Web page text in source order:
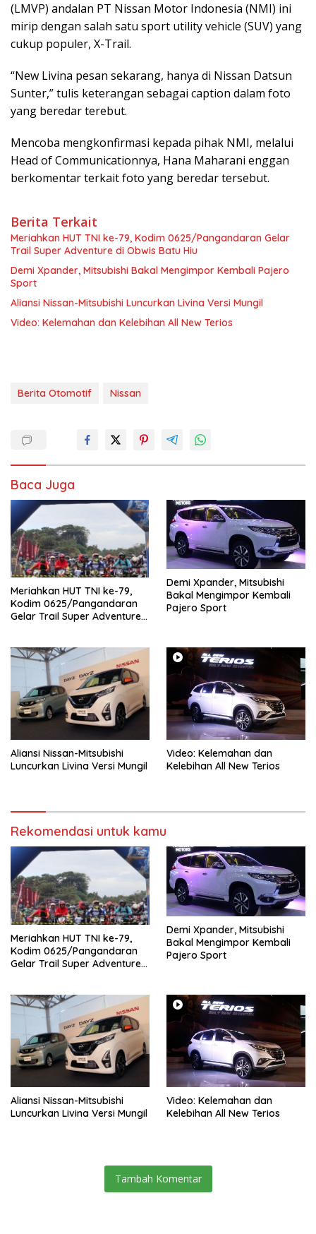
(LMVP) andalan PT Nissan Motor Indonesia (NMI) ini
mirip dengan salah satu sport utility vehicle (SUV) yang
cukup populer, X-Trail.
“New Livina pesan sekarang, hanya di Nissan Datsun
Sunter,” tulis keterangan sebagai caption dalam foto
yang beredar terebut.
Mencoba mengkonfirmasi kepada pihak NMI, melalui
Head of Communicationnya, Hana Maharani enggan
berkomentar terkait foto yang beredar tersebut.
Berita Terkait
Meriahkan HUT TNI ke-79, Kodim 0625/Pangandaran Gelar
Trail Super Adventure di Obwis Batu Hiu
Demi Xpander, Mitsubishi Bakal Mengimpor Kembali Pajero
Sport
Aliansi Nissan-Mitsubishi Luncurkan Livina Versi Mungil
Video: Kelemahan dan Kelebihan All New Terios
Berita Otomotif Nissan
Baca Juga
Meriahkan HUT TNI ke-79,
Kodim 0625/Pangandaran
Gelar Trail Super Adventure
Demi Xpander, Mitsubishi
Bakal Mengimpor Kembali
Pajero Sport
Aliansi Nissan-Mitsubishi
Luncurkan Livina Versi Mungil
Video: Kelemahan dan
Kelebihan All New Terios
Rekomendasi untuk kamu
Meriahkan HUT TNI ke-79,
Kodim 0625/Pangandaran
Gelar Trail Super Adventure
Demi Xpander, Mitsubishi
Bakal Mengimpor Kembali
Pajero Sport
Aliansi Nissan-Mitsubishi
Luncurkan Livina Versi Mungil
Video: Kelemahan dan
Kelebihan All New Terios
Tambah Komentar